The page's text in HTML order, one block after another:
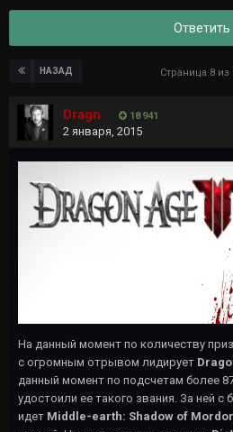
Ответить
НАЗАД Страница 8 из
Dragn 18 941
2 января, 2015
На данный момент по количеству
с огромным отрывом лидирует
данный момент по подсчетам более
удостоили ее такого звания. За ней
идет Middle-earth: Shadow of Mordor